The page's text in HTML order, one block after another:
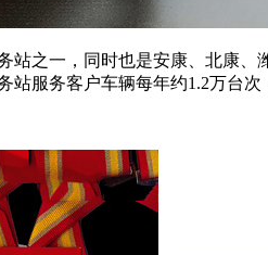
之一， 同时也是安康、北康、
站服务客户车辆每年约1.2万台次